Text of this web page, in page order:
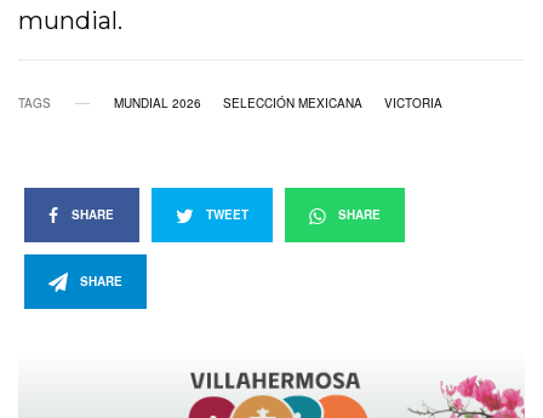
mundial.
TAGS MUNDIAL 2026 SELECCIÓN MEXICANA VICTORIA
SHARE TWEET SHARE
SHARE